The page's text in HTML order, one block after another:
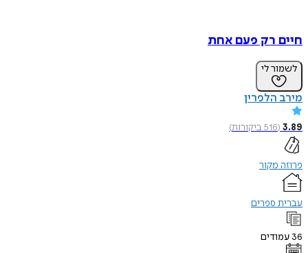
חיים רק פעם אחת
לשמור לי
מירב הלפרין
3.89
(
516ביקורות)
פרוזה מקור
עברית ספרים
36 עמודים